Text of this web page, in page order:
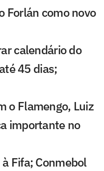
Forlán como novo
calendário do
45 dias;
o Flamengo, Luiz
importante no
Fifa; Conmebol